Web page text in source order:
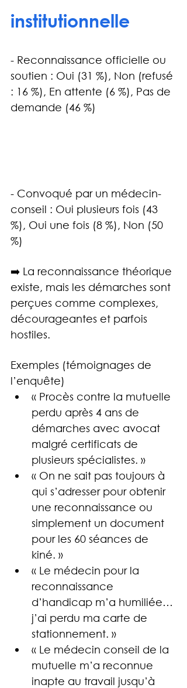
institutionnelle
- Reconnaissance officielle ou
soutien : Oui (31 %), Non (refusé
: 16 %), En attente (6 %), Pas de
demande (46 %)
- Convoqué par un médecin-
conseil : Oui plusieurs fois (43
%), Oui une fois (8 %), Non (50
%)
➡️ La reconnaissance théorique
existe, mais les démarches sont
perçues comme complexes,
décourageantes et parfois
hostiles.
Exemples (témoignages de
l’enquête)
« Procès contre la mutuelle
perdu après 4 ans de
démarches avec avocat
malgré certificats de
plusieurs spécialistes. »
« On ne sait pas toujours à
qui s’adresser pour obtenir
une reconnaissance ou
simplement un document
pour les 60 séances de
kiné. »
« Le médecin pour la
reconnaissance
d’handicap m’a humiliée…
j’ai perdu ma carte de
stationnement. »
« Le médecin conseil de la
mutuelle m’a reconnue
inapte au travail jusqu’à